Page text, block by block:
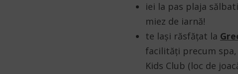
iei la pas plaja
miez de iarnă!
te lași răsfățat la
facilități precum
Kids Club (loc de